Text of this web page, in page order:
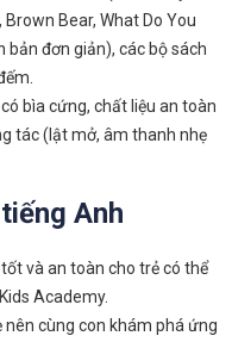
Brown Bear, What Do You
bản đơn giản), các bộ sách
bìa cứng, chất liệu an toàn
tác (lật mở, âm thanh nhẹ
Anh
và an toàn cho trẻ có thể
Academy.
nên cùng con khám phá ứng